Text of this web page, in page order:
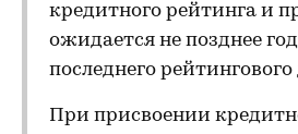
кредитного рейтинга и
ожидается не позднее
последнего
При присвоении